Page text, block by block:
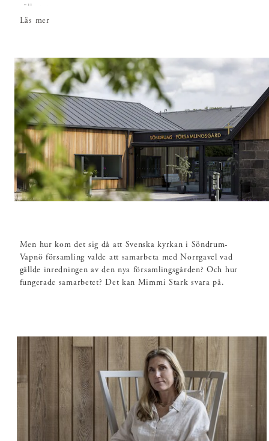
välkomna.
bibliotek. Församlingsgården består också av den gamla
delen, Staffanssalen, som har totalrenoverats.
Församlingsgården har ytterligare tre huskroppar – en som i
första hand är till för verksamheter för barn och unga, en för
musik- och undervisningsverksamhet och en huskropp med
personallokaler.
Läs mer
Men hur kom det sig då att Svenska kyrkan i Söndrum-
Vapnö församling valde att samarbeta med Norrgavel vad
gällde inredningen av den nya församlingsgården? Och hur
fungerade samarbetet? Det kan Mimmi Stark svara på.